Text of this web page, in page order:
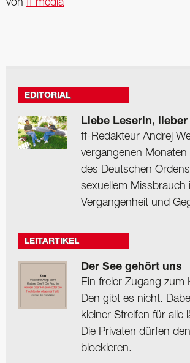
von ff media
EDITORIAL
Liebe Leserin, lieber
ff-Redakteur Andrej
vergangenen
des Deutschen
sexuellem Missbrauch
Vergangenheit und
LEITARTIKEL
Der See gehört uns
Ein freier Zugang zum
Den gibt es nicht.
kleiner Streifen für alle
Die Privaten dürfen
blockieren.